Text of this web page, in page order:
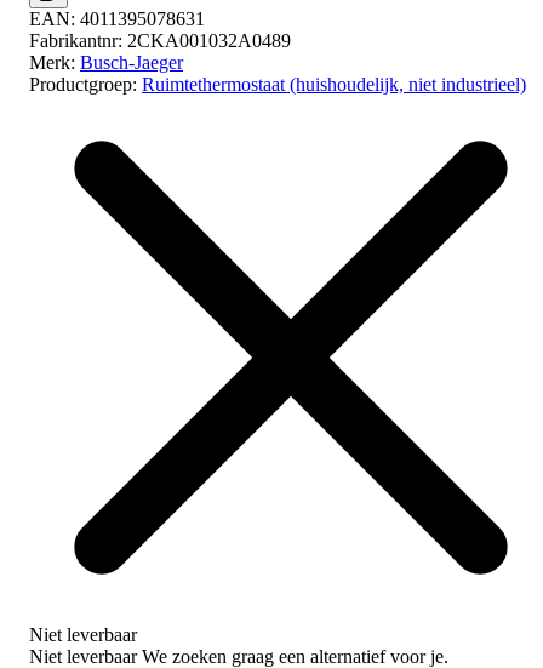
EAN: 4011395078631
Fabrikantnr: 2CKA001032A0489
Merk: Busch-Jaeger
Productgroep: Ruimtethermostaat (huishoudelijk, niet industrieel)
Niet leverbaar
Niet leverbaarWe zoeken graag een alternatief voor je.